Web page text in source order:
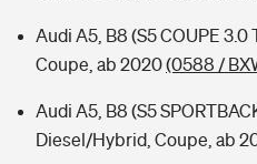
Audi A5, B8 (S5 COUPE 3.0
Coupe, ab 2020(0588 /
Audi A5, B8 (S5
Diesel/Hybrid, Coupe, ab